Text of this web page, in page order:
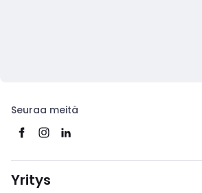
Seuraa meitä
Yritys